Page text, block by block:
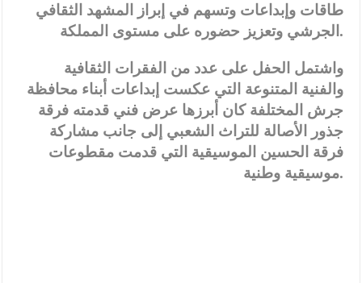
طاقات وإبداعات وتسهم في إبراز المشهد الثقافي
الجرشي وتعزيز حضوره على مستوى المملكة.
واشتمل الحفل على عدد من الفقرات الثقافية
والفنية المتنوعة التي عكست إبداعات أبناء محافظة
جرش المختلفة كان أبرزها عرض فني قدمته فرقة
جذور الأصالة للتراث الشعبي إلى جانب مشاركة
فرقة الحسين الموسيقية التي قدمت مقطوعات
موسيقية وطنية.